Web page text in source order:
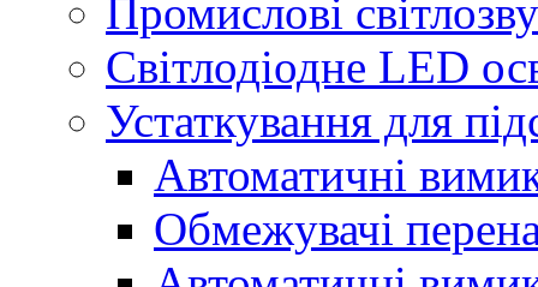
Промислові
Світлодіодне LED
Устаткування для
Автоматичні
Обмежувачі